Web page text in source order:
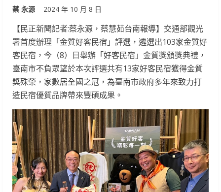
蔡 永源 2024 年 10 月 8 日
【民正新聞記者:蔡永源，蔡慧茹台南報導】交通部觀光
署首度辦理「金質好客民宿」評選，遴選出103家金質好
客民宿，今（8）日舉辦「好客民宿」金質獎頒獎典禮，
臺南市不負眾望於本次評選共有13家好客民宿獲得金質
獎殊榮，家數居全國之冠，為臺南市政府多年來致力打
造民宿優質品牌帶來豐碩成果。